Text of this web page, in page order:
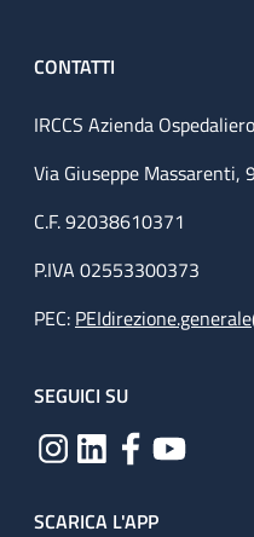
CONTATTI
IRCCS Azienda
Via Giuseppe Massarenti,
C.F. 92038610371
P.IVA 02553300373
PEC:
SEGUICI SU
SCARICA L'APP